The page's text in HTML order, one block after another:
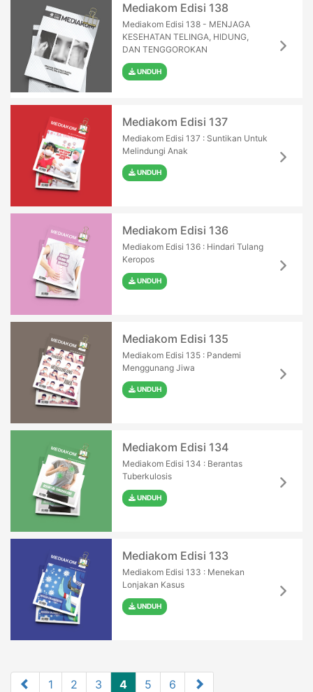
Mediakom Edisi 138
Mediakom Edisi 138 - MENJAGA
KESEHATAN TELINGA, HIDUNG,
DAN TENGGOROKAN
UNDUH
Mediakom Edisi 137
Mediakom Edisi 137 : Suntikan Untuk
Melindungi Anak
UNDUH
Mediakom Edisi 136
Mediakom Edisi 136 : Hindari Tulang
Keropos
UNDUH
Mediakom Edisi 135
Mediakom Edisi 135 : Pandemi
Menggunang Jiwa
UNDUH
Mediakom Edisi 134
Mediakom Edisi 134 : Berantas
Tuberkulosis
UNDUH
Mediakom Edisi 133
Mediakom Edisi 133 : Menekan
Lonjakan Kasus
UNDUH
1 2 3 4 5 6